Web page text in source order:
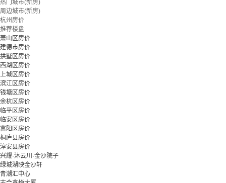
热门城市(新房)
周边城市(新房)
杭州房价
推荐楼盘
萧山区房价
建德市房价
拱墅区房价
西湖区房价
上城区房价
滨江区房价
钱塘区房价
余杭区房价
临平区房价
临安区房价
富阳区房价
桐庐县房价
淳安县房价
兴耀·沐云川·金沙院子
绿城湖映金沙轩
青潮汇中心